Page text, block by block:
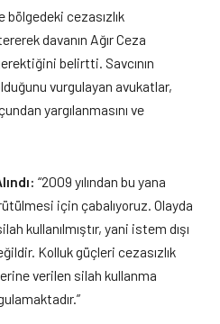
cezasızlık
davanın Ağır Ceza
belirtti. Savcının
vurgulayan avukatlar,
yargılanmasını ve
“2009 yılından bu yana
için çabalıyoruz. Olayda
kullanılmıştır, yani istem dışı
Kolluk güçleri cezasızlık
verilen silah kullanma